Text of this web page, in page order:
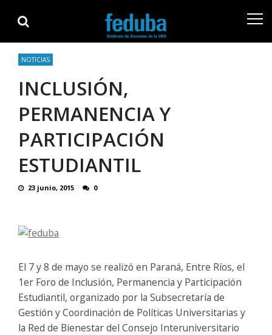
navigation
content
NOTICIAS
INCLUSIÓN,
PERMANENCIA Y
PARTICIPACIÓN
ESTUDIANTIL
23 junio, 2015 0
El 7 y 8 de mayo se realizó en Paraná, Entre Ríos, el
1er Foro de Inclusión, Permanencia y Participación
Estudiantil, organizado por la Subsecretaría de
Gestión y Coordinación de Políticas Universitarias y
la Red de Bienestar del Consejo Interuniversitario